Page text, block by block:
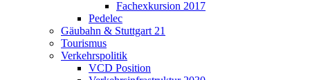
Fachexkursion 2017
Pedelec
Gäubahn & Stuttgart 21
Tourismus
Verkehrspolitik
VCD Position